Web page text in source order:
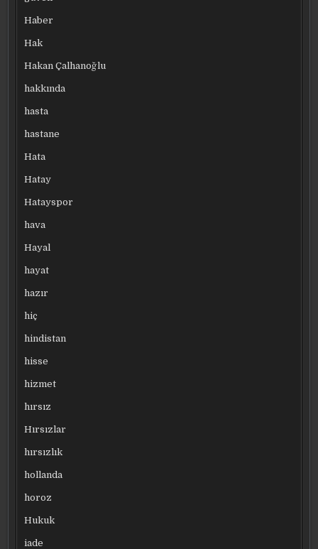
Haber
Hak
Hakan Çalhanoğlu
hakkında
hasta
hastane
Hata
Hatay
Hatayspor
hava
Hayal
hayat
hazır
hiç
hindistan
hisse
hizmet
hırsız
Hırsızlar
hırsızlık
hollanda
horoz
Hukuk
iade